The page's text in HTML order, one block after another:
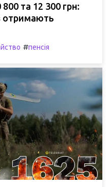
та 12 300 грн:
отримають
#пенсія